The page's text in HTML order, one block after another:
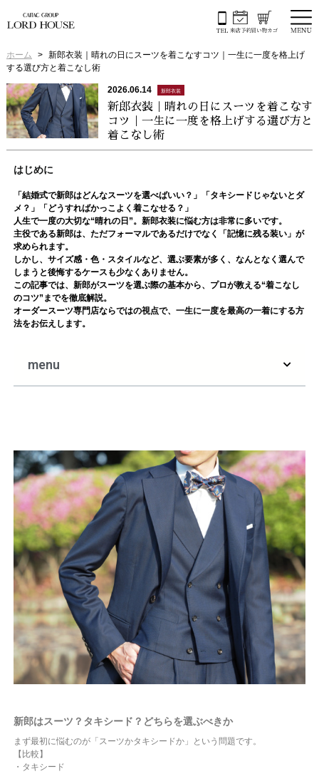
ホーム
新郎衣装｜晴れの日にスーツを着こなすコツ｜一生に一度を格上げ
する選び方と着こなし術
2026.06.14 新郎衣装
新郎衣装｜晴れの日にスーツを着こなす
コツ｜一生に一度を格上げする選び方と
着こなし術
はじめに
「結婚式で新郎はどんなスーツを選べばいい？」「タキシードじゃないとダ
メ？」「どうすればかっこよく着こなせる？」
人生で一度の大切な“晴れの日”。新郎衣装に悩む方は非常に多いです。
主役である新郎は、ただフォーマルであるだけでなく「記憶に残る装い」が
求められます。
しかし、サイズ感・色・スタイルなど、選ぶ要素が多く、なんとなく選んで
しまうと後悔するケースも少なくありません。
この記事では、新郎がスーツを選ぶ際の基本から、プロが教える“着こなし
のコツ”までを徹底解説。
オーダースーツ専門店ならではの視点で、一生に一度を最高の一着にする方
法をお伝えします。
menu
新郎はスーツ？タキシード？どちらを選ぶべきか
まず最初に悩むのが「スーツかタキシードか」という問題です。
【比較】
・タキシード